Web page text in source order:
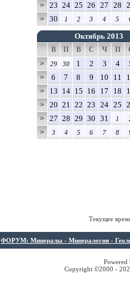
> 23 24 25 26 27 28
> 30 1 2 3 4 5
Октябрь 2013
В П В С Ч П
>
29 30 1 2 3 4
> 6 7 8 9 10 11
> 13 14 15 16 17 18
> 20 21 22 23 24 25
> 27 28 29 30 31 1
> 3 4 5 6 7 8
Текущее
ФОРУМ: Минералы - Минералогия -
Copyright ©2000 -